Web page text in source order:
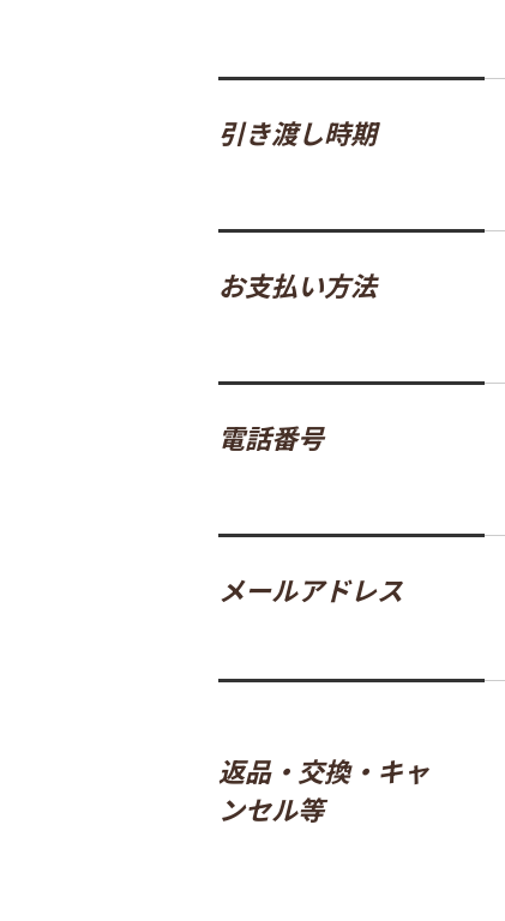
引き渡し時期
お支払い方法
電話番号
メールアドレス
返品・交換・キャ
ンセル等